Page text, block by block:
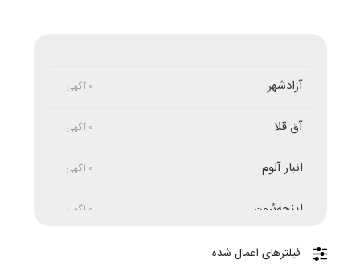
آزادشهر 0 آگهی
آق قلا 0 آگهی
انبار آلوم 0 آگهی
اینچه‌بُرون 0 آگهی
بندر ترکمن
فیلترهای اعمال شده